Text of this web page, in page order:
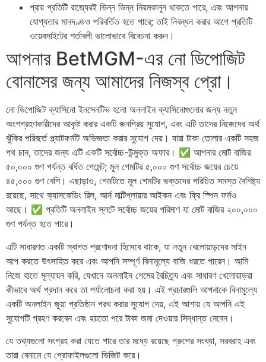
প্রায় প্রতিটি রাজ্যেরই ভিন্ন ভিন্ন নিয়মকানুন থাকতে পারে, এবং আপনার
যোগ্যতার মানদণ্ডও পরিবর্তিত হতে পারে; তাই নিবন্ধন করার আগে প্রতিটি
ওয়েবসাইটের শর্তাবলী ভালোভাবে বিবেচনা করুন।
আপনার BetMGM-এর নো ডিপোজিট
বোনাসের জন্য আমাদের নিজস্ব প্রো।
নো ডিপোজিট ক্যাসিনো ইনসেনটিভ হলো অনলাইন ক্যাসিনোগুলোর জন্য নতুন
অংশগ্রহণকারীদের আকৃষ্ট করার একটি জনপ্রিয় সুযোগ, এবং এটি তাদের নিজেদের অর্থ
ঝুঁকির পরিবর্তে প্ল্যাটফর্মটি অভিজ্ঞতা করার সুযোগ দেয়। যারা টাকা তোলার একটি সহজ
পথ চান, তাদের জন্য এটি একটি সর্বোচ্চ-উন্মুক্ত অফার। ✅ আপনার মোট বাজির
৫০,০০০ গুণ পর্যন্ত বর্ধিত পেমেন্ট; মূল গেমটির ৫,০০০ গুণ সর্বোচ্চ জয়ের চেয়ে
৪৫,০০০ গুণ বেশি। এছাড়াও, গেমটিতে মূল গেমটির ভক্তদের পরিচিত সমস্ত বৈশিষ্ট্য
রয়েছে, সাথে ক্যাসকেডিং রিল, আর্ন মাল্টিপ্লায়ার আইকন এবং ফ্রি স্পিন ফর্মও
আছে। ✅ প্রতিটি অনলাইন স্লটে সর্বোচ্চ জয়ের পরিমাণ যা মোট বাজির ২০০,০০০
গুণ পর্যন্ত হতে পারে।
এটি সাধারণত একটি স্বাগত প্রণোদনা হিসেবে থাকে, যা নতুন খেলোয়াড়দের সাইন
আপ করতে উৎসাহিত করে এবং আপনি সম্পূর্ণ বিনামূল্যে বাজি ধরতে পারেন। আমি
নিজে হাতে মূল্যায়ন করি, যেখানে অনলাইন গেমের বৈচিত্র্য এবং সাধারণ খেলোয়াড়রা
কীভাবে অর্থ প্রদান করে তা পর্যালোচনা করা হয়। এই প্রচারগুলি আপনাকে বিনামূল্যে
একটি অনলাইন জুয়া প্রতিষ্ঠান পরখ করার সুযোগ দেয়, এই আশায় যে আপনি এই
সুযোগটি গ্রহণ করবেন এবং হয়তো পরে টাকা জমা দেওয়ার সিদ্ধান্ত নেবেন।
যে তথ্যগুলো সংগ্রহ করা যেতে পারে তার মধ্যে রয়েছে গ্রুপের সংখ্যা, সরবরাহ এবং
তারা বেনামে যে প্রোফাইলগুলো ভিজিট করে।